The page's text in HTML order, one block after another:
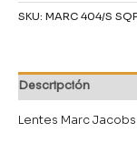
SKU: MARC 404/S
Descripción
Lentes Marc Jacobs